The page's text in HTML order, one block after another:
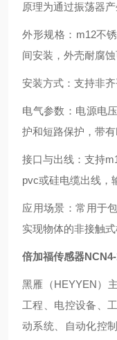
原理为通过振荡器
外形规格‌：‌m12不
间安装，外壳耐腐
安装方式‌：支持非
电气参数‌：电源电
护和短路保护，带
接口与出线‌：支持
pvc或硅电缆出线，
应用场景‌：常用于
实现物体的非接触式
倍加福传感器
黑雁（HEYYEN）
工程、电控设备、
动系统、自动化控